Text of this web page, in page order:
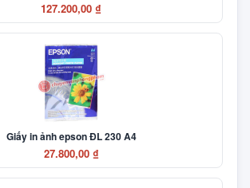
127.200,00 ₫
Giấy in ảnh epson ĐL 230 A4
27.800,00 ₫